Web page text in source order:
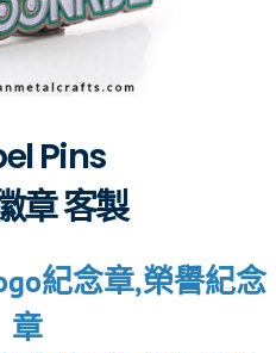
Pins
章 客製
紀念章,榮譽紀念
章